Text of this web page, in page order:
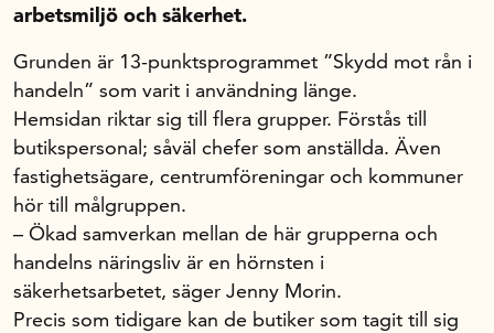
arbetsmiljö och säkerhet.
Grunden är 13-punktsprogrammet ”Skydd mot rån i
handeln” som varit i användning länge.
Hemsidan riktar sig till flera grupper. Förstås till
butikspersonal; såväl chefer som anställda. Även
fastighetsägare, centrumföreningar och kommuner
hör till målgruppen.
– Ökad samverkan mellan de här grupperna och
handelns näringsliv är en hörnsten i
säkerhetsarbetet, säger Jenny Morin.
Precis som tidigare kan de butiker som tagit till sig